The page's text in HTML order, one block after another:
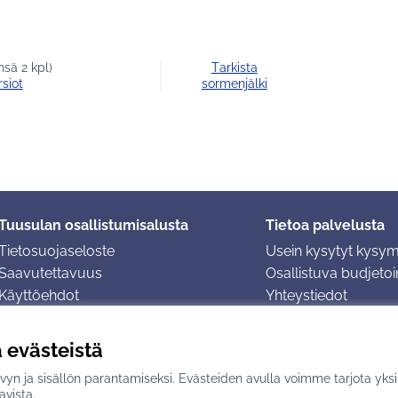
evästeistä
ja sisällön parantamiseksi. Evästeiden avulla voimme tarjota
2 kpl)
Tarkista
sormenjälki
osallistumisalusta
Tietoa palvelusta
Usein kysytyt
Osallistuva
Yhteystiedot
avulla.